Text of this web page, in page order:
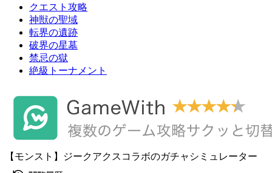
クエスト攻略
神獣の聖域
転界の遺跡
破界の星墓
禁忌の獄
絶級トーナメント
【モンスト】ジークアクスコラボのガチャシミュレーター